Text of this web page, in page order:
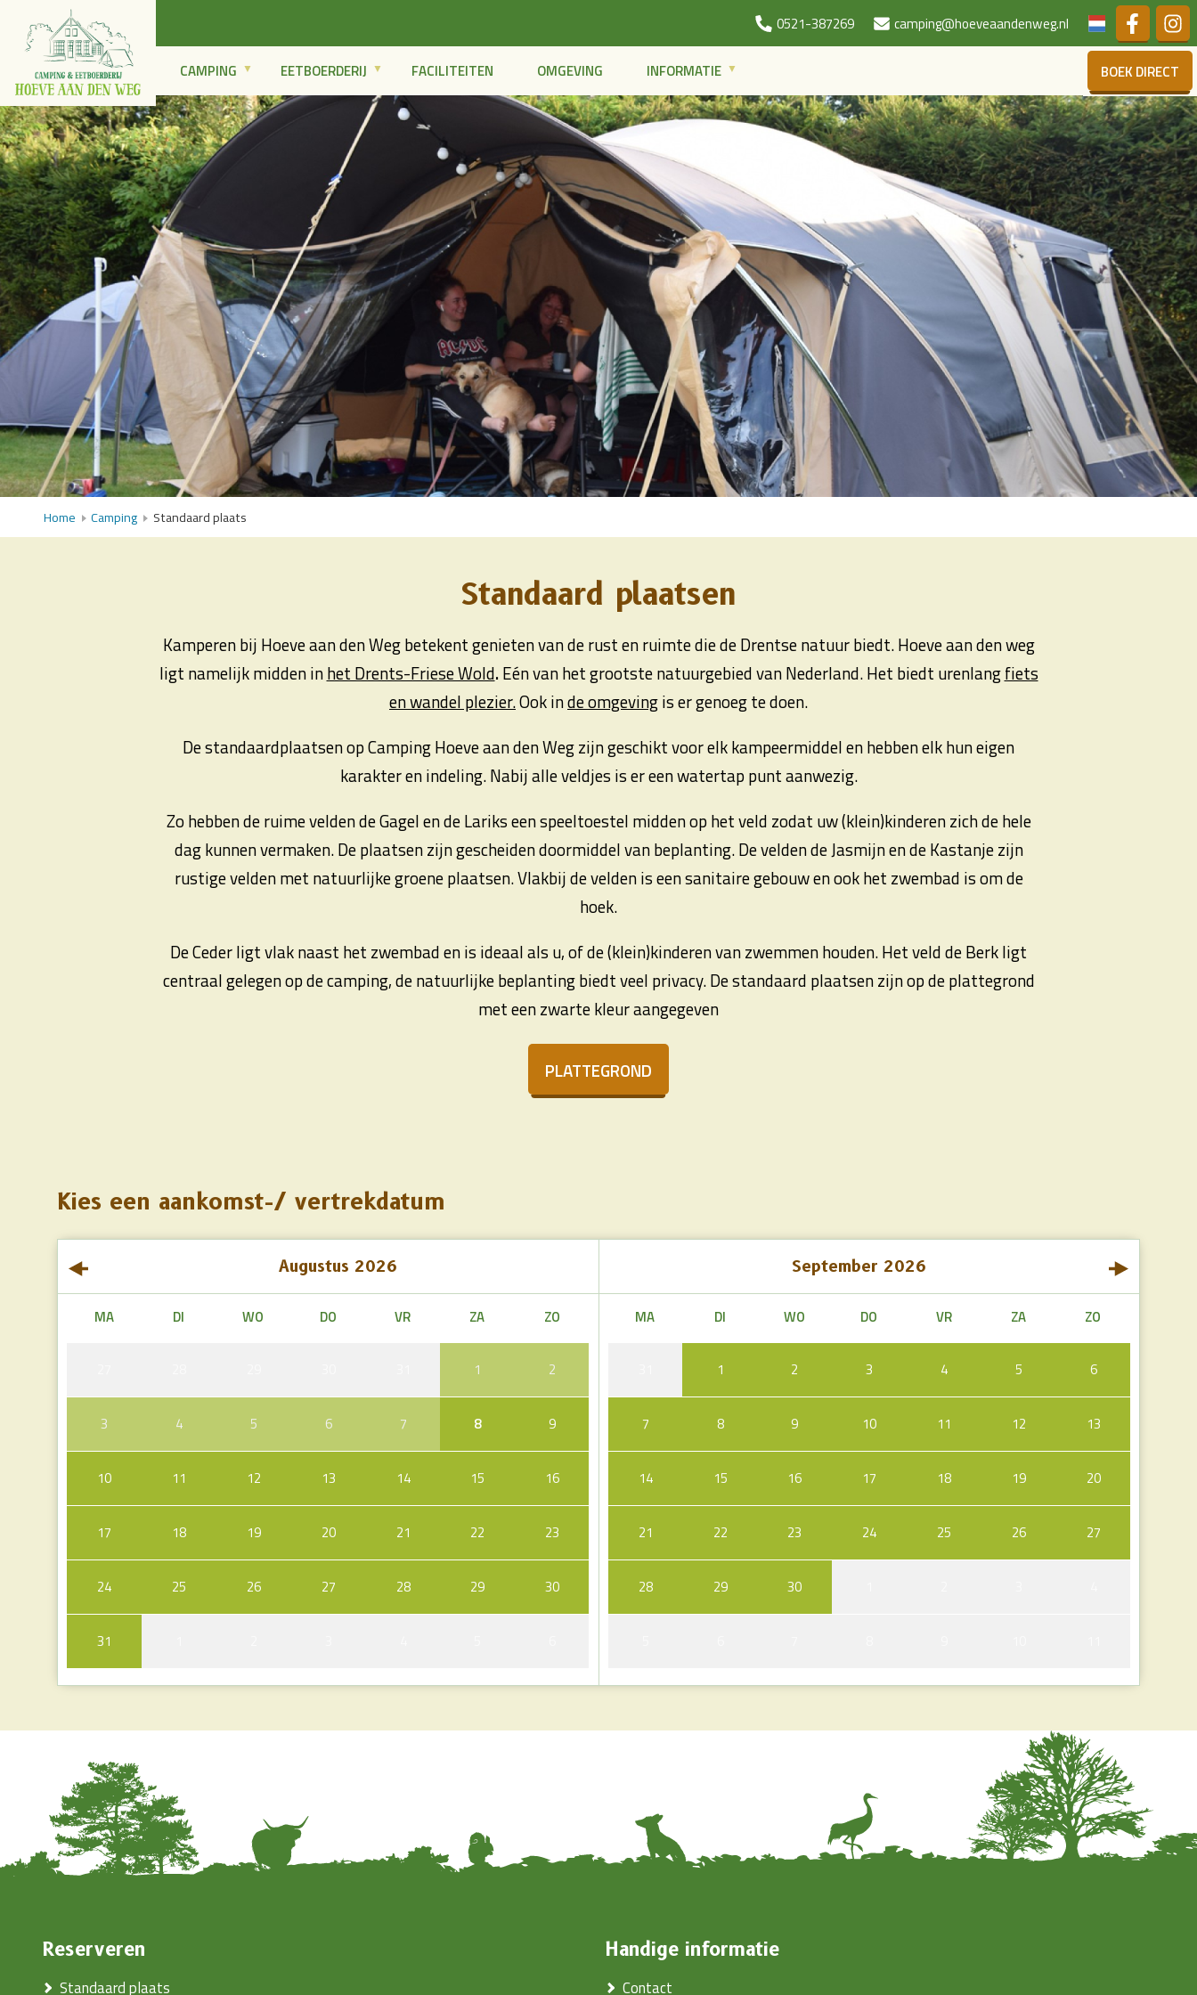
0521-387269 camping@hoeveaandenweg.nl Duits
CAMPING EETBOERDERIJ FACILITEITEN OMGEVING INFORMATIE BOEK DIRECT
Home Camping Standaard plaats
Standaard plaatsen
Kamperen bij Hoeve aan den Weg betekent genieten van de rust en ruimte die de Drentse natuur biedt. Hoeve aan den weg
ligt namelijk midden inhet Drents-Friese Wold. Eén van het grootste natuurgebied van Nederland. Het biedt urenlangfiets
en wandel plezier.Ook inde omgevingis er genoeg te doen.
De standaardplaatsen op Camping Hoeve aan den Weg zijn geschikt voor elk kampeermiddel en hebben elk hun eigen
karakter en indeling. Nabij alle veldjes is er een watertap punt aanwezig.
Zo hebben de ruime velden de Gagel en de Lariks een speeltoestel midden op het veld zodat uw (klein)kinderen zich de hele
dag kunnen vermaken. De plaatsen zijn gescheiden doormiddel van beplanting. De velden de Jasmijn en de Kastanje zijn
rustige velden met natuurlijke groene plaatsen. Vlakbij de velden is een sanitaire gebouw en ook het zwembad is om de
hoek.
De Ceder ligt vlak naast het zwembad en is ideaal als u, of de (klein)kinderen van zwemmen houden. Het veld de Berk ligt
centraal gelegen op de camping, de natuurlijke beplanting biedt veel privacy. De standaard plaatsen zijn op de plattegrond
met een zwarte kleur aangegeven
PLATTEGROND
Kies een aankomst-/ vertrekdatum
Augustus 2026
MA DI WO DO VR ZA ZO
1 2
3 4 5 6 7 8 9
10 11 12 13 14 15 16
17 18 19 20 21 22 23
24 25 26 27 28 29 30
31
September 2026
MA DI WO DO VR ZA ZO
1 2 3 4 5 6
7 8 9 10 11 12 13
14 15 16 17 18 19 20
21 22 23 24 25 26 27
28 29 30
Reserveren
Standaard plaats
Handige informatie
Contact